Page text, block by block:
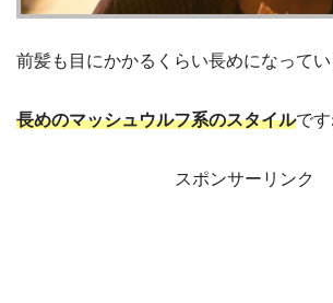
前髪も目にかかるくらい長めになってい
長めのマッシュウルフ系のスタイルです
スポンサーリンク